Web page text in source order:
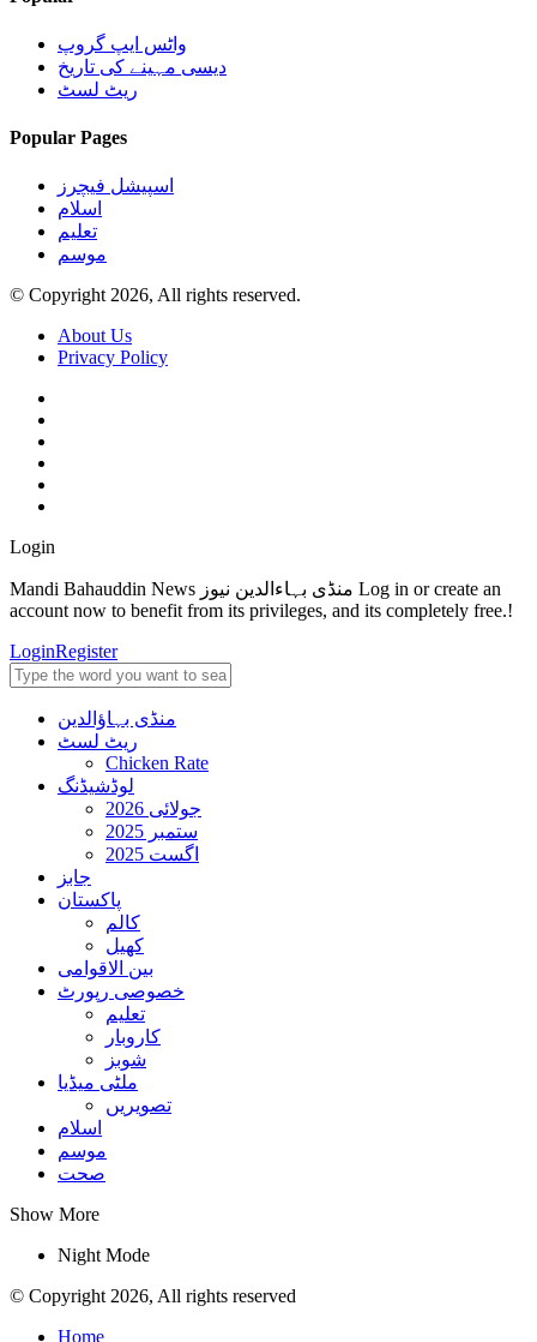
واٹس ایپ گروپ
دیسی مہینے کی تاریخ
ریٹ لسٹ
Popular Pages
اسپیشل فیچرز
اسلام
تعلیم
موسم
© Copyright 2026, All rights reserved.
About Us
Privacy Policy
Login
Mandi Bahauddin News منڈی بہاءالدین نیوز Log in or create an
account now to benefit from its privileges, and its completely free.!
LoginRegister
منڈی بہاؤالدین
ریٹ لسٹ
Chicken Rate
لوڈشیڈنگ
جولائی 2026
ستمبر 2025
اگست 2025
جابز
پاکستان
کالم
کھیل
بین الاقوامی
خصوصی رپورٹ
تعلیم
کاروبار
شوبز
ملٹی میڈیا
تصویریں
اسلام
موسم
صحت
Show More
Night Mode
© Copyright 2026, All rights reserved
Home